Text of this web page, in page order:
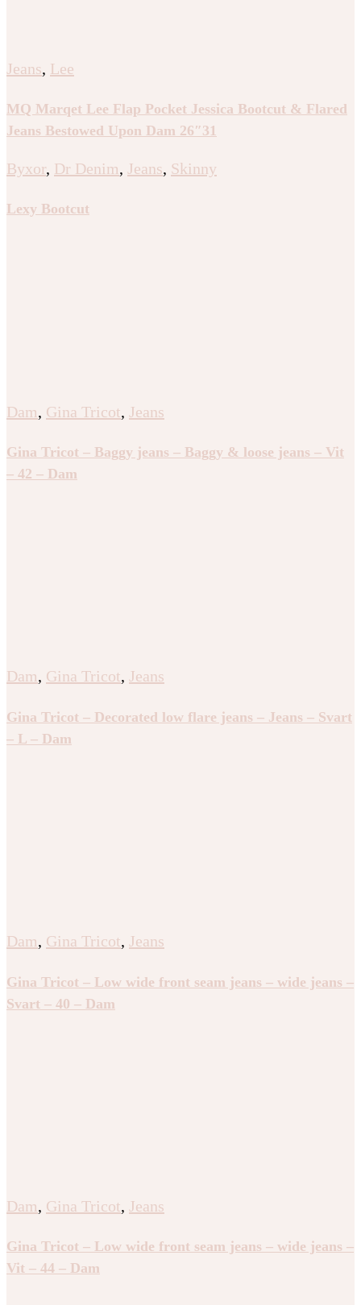
Jeans, Lee
MQ Marqet Lee Flap Pocket Jessica Bootcut & Flared
Jeans Bestowed Upon Dam 26″31
Byxor, Dr Denim, Jeans, Skinny
Lexy Bootcut
Dam, Gina Tricot, Jeans
Gina Tricot – Baggy jeans – Baggy & loose jeans – Vit
– 42 – Dam
Dam, Gina Tricot, Jeans
Gina Tricot – Decorated low flare jeans – Jeans – Svart
– L – Dam
Dam, Gina Tricot, Jeans
Gina Tricot – Low wide front seam jeans – wide jeans –
Svart – 40 – Dam
Dam, Gina Tricot, Jeans
Gina Tricot – Low wide front seam jeans – wide jeans –
Vit – 44 – Dam